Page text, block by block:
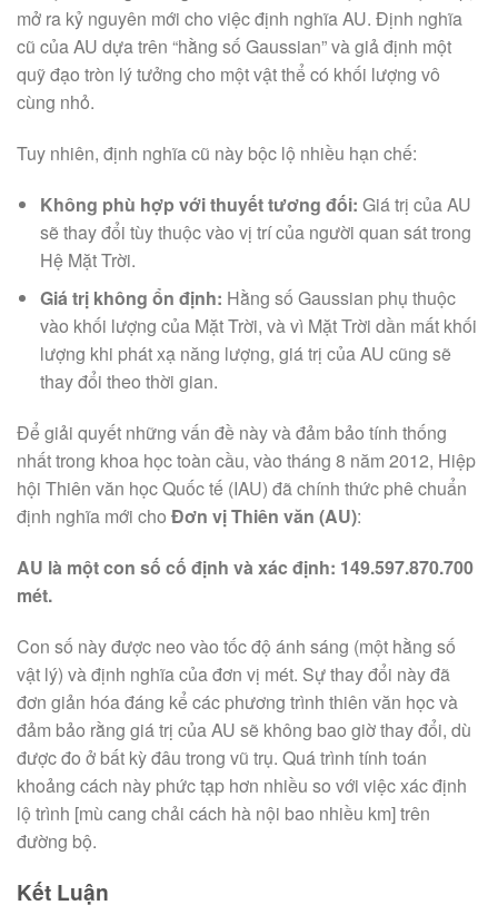
mở ra kỷ nguyên mới cho việc định nghĩa AU. Định nghĩa
cũ của AU dựa trên “hằng số Gaussian” và giả định một
quỹ đạo tròn lý tưởng cho một vật thể có khối lượng vô
cùng nhỏ.
Tuy nhiên, định nghĩa cũ này bộc lộ nhiều hạn chế:
Không phù hợp với thuyết tương đối: Giá trị của AU
sẽ thay đổi tùy thuộc vào vị trí của người quan sát trong
Hệ Mặt Trời.
Giá trị không ổn định: Hằng số Gaussian phụ thuộc
vào khối lượng của Mặt Trời, và vì Mặt Trời dần mất khối
lượng khi phát xạ năng lượng, giá trị của AU cũng sẽ
thay đổi theo thời gian.
Để giải quyết những vấn đề này và đảm bảo tính thống
nhất trong khoa học toàn cầu, vào tháng 8 năm 2012, Hiệp
hội Thiên văn học Quốc tế (IAU) đã chính thức phê chuẩn
định nghĩa mới cho Đơn vị Thiên văn (AU):
AU là một con số cố định và xác định: 149.597.870.700
mét.
Con số này được neo vào tốc độ ánh sáng (một hằng số
vật lý) và định nghĩa của đơn vị mét. Sự thay đổi này đã
đơn giản hóa đáng kể các phương trình thiên văn học và
đảm bảo rằng giá trị của AU sẽ không bao giờ thay đổi, dù
được đo ở bất kỳ đâu trong vũ trụ. Quá trình tính toán
khoảng cách này phức tạp hơn nhiều so với việc xác định
lộ trình [mù cang chải cách hà nội bao nhiều km] trên
đường bộ.
Kết Luận